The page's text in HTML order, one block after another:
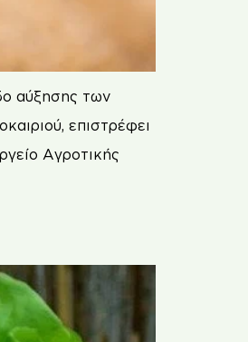
αύξησης των
επιστρέφει
Αγροτικής